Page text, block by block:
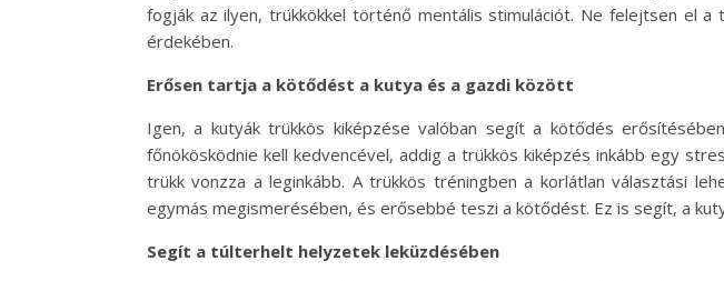
fogják az ilyen, trükkökkel történő mentális stimulációt. Ne felejtsen el a
érdekében.
Erősen tartja a kötődést a kutya és a gazdi között
Igen, a kutyák trükkös kiképzése valóban segít a kötődés
főnökösködnie kell kedvencével, addig a trükkös kiképzés inkább egy
trükk vonzza a leginkább. A trükkös tréningben a korlátlan választási
egymás megismerésében, és erősebbé teszi a kötődést. Ez is segít, a
Segít a túlterhelt helyzetek leküzdésében